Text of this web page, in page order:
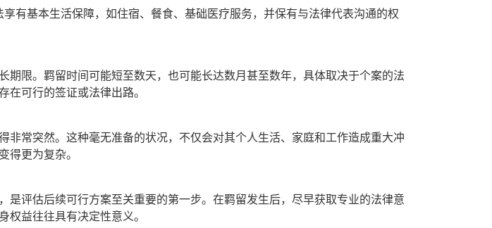
享有基本生活保障，如住宿、餐食、基础医疗服务，并保有与法律代表沟通的权
期限。羁留时间可能短至数天，也可能长达数月甚至数年，具体取决于个案的法
可行的签证或法律出路。
非常突然。这种毫无准备的状况，不仅会对其个人生活、家庭和工作造成重大冲
得更为复杂。
是评估后续可行方案至关重要的第一步。在羁留发生后，尽早获取专业的法律意
权益往往具有决定性意义。